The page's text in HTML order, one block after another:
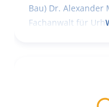
Bau) Dr. Alexander
Fachanwalt für